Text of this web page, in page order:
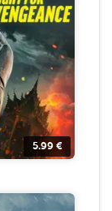
5.99 €